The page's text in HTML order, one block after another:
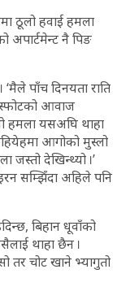
ठूलो हवाई हमला
अपार्टमेन्ट नै पिङ
पाँच दिनयता राति
आवाज
हमला यसअघि थाहा
आगोको मुस्लो
देखिन्थ्यो ।’
सम्झिँदा अहिले पनि
बिहान धूवाँको
थाहा छैन ।
तर चोट खाने भ्यागुतो